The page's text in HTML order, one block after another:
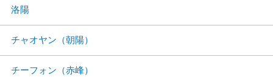
洛陽
チャオヤン（朝陽）
チーフォン（赤峰）